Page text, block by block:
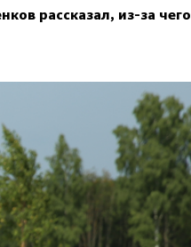
рассказал, из-за чего